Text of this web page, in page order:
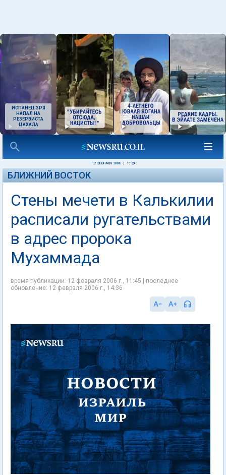
ИСПАНЕЦ ЗРЯ
НАПАЛ НА
РЕЗЕРВИСТА
ЦАХАЛА
12 ФЕВРАЛЯ 2006 10:24
БЛИЖНИЙ ВОСТОК
Стены мечети в Калькилии
расписали ругательствами
в адрес пророка
Мухаммада
время публикации: 12 февраля 2006 г., 11:45 | последнее
обновление: 12 февраля 2006 г., 14:36